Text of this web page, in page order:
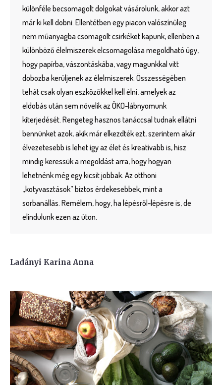
különféle becsomagolt dolgokat vásárolunk, akkor azt
már ki kell dobni. Ellentétben egy piacon valószínűleg
nem műanyagba csomagolt csirkéket kapunk, ellenben a
különböző élelmiszerek elcsomagolása megoldható úgy,
hogy papírba, vászontáskába, vagy magunkkal vitt
dobozba kerüljenek az élelmiszerek. Összességében
tehát csak olyan eszközökkel kell élni, amelyek az
eldobás után sem növelik az ÖKO-lábnyomunk
kiterjedését. Rengeteg hasznos tanáccsal tudnak ellátni
bennünket azok, akik már elkezdték ezt, szerintem akár
élvezetesebb is lehet így az élet és kreatívabb is, hisz
mindig keressük a megoldást arra, hogy hogyan
lehetnénk még egy kicsit jobbak. Az otthoni
„kotyvasztások” biztos érdekesebbek, mint a
sorbanállás. Remélem, hogy, ha lépésről-lépésre is, de
elindulunk ezen az úton.
Ladányi Karina Anna